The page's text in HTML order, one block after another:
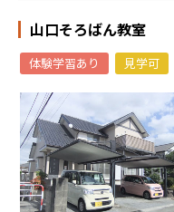
山口そろばん教室
体験学習あり 見学可